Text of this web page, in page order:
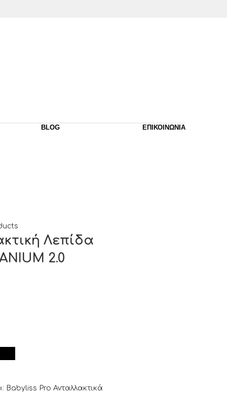
BLOG
ΕΠΙΚΟΙΝΩΝΙΑ
Λεπίδα
2.0
Babyliss Pro Ανταλλακτικά